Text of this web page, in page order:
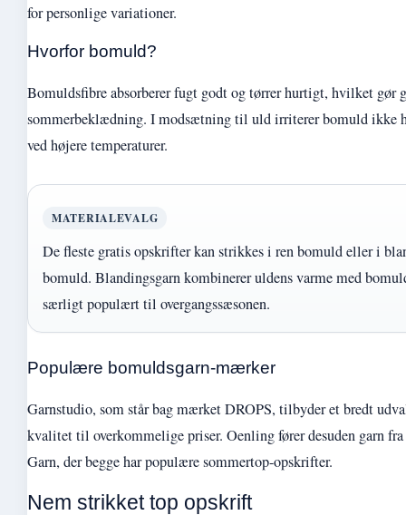
for personlige variationer.
Hvorfor bomuld?
Bomuldsfibre absorberer fugt godt og tørrer hurtigt, hvilket gør
sommerbeklædning. I modsætning til uld irriterer bomuld ikke
ved højere temperaturer.
MATERIALEVALG
De fleste gratis opskrifter kan strikkes i ren bomuld eller i
bomuld. Blandingsgarn kombinerer uldens varme med
særligt populært til overgangssæsonen.
Populære bomuldsgarn-mærker
Garnstudio, som står bag mærket DROPS, tilbyder et bredt
kvalitet til overkommelige priser. Oenling fører desuden garn
Garn, der begge har populære sommertop-opskrifter.
Nem strikket top opskrift